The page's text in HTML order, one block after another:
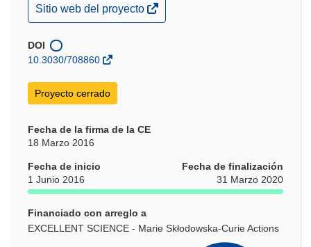
(se
abrirá
una
nueva
Sitio web del proyecto
DOI
10.3030/708860
Proyecto cerrado
Fecha de la firma de la CE
18 Marzo 2016
Fecha de inicio
1 Junio 2016
Fecha de finalización
31 Marzo 2020
Financiado con arreglo a
EXCELLENT SCIENCE - Marie Skłodowska-Curie Actions